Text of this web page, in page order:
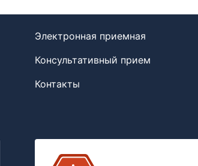
Электронная приемная
Консультативный прием
Контакты